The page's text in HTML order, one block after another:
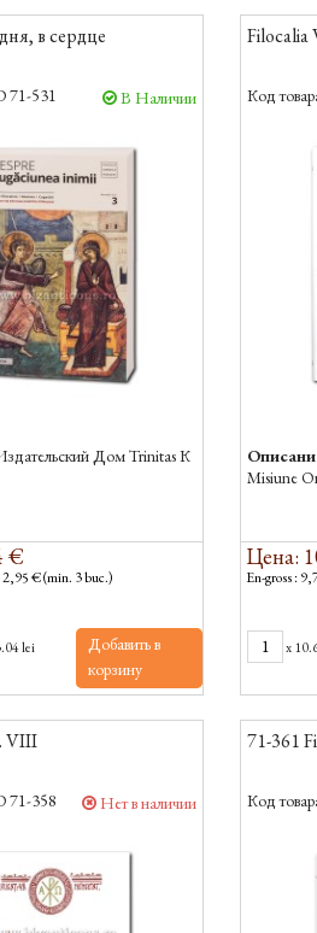
в сердце
71-531 В Наличии
Дом Trinitas К
€
2,95 € (min. 3 buc.)
lei
Добавить в
корзину
Filocalia
Код
Misiune
Цена:
En-gross :
x
VIII
71-358 Нет в наличии
71-361
Код